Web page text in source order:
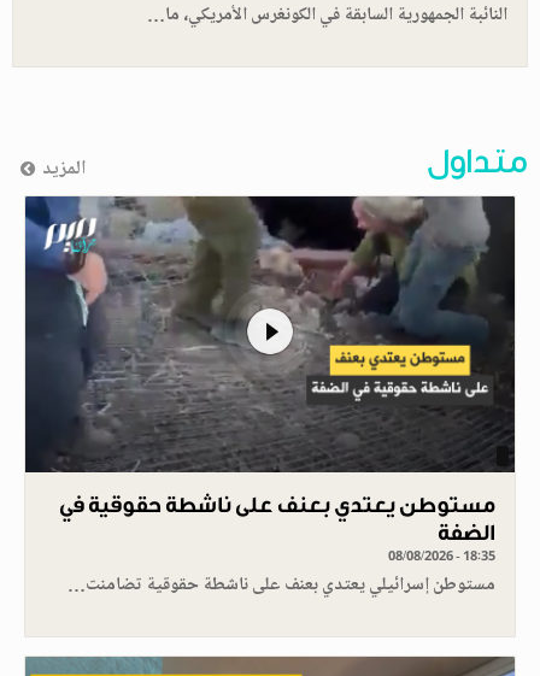
النائبة الجمهورية السابقة في الكونغرس الأمريكي، ما…
متداول المزيد
مستوطن يعتدي بعنف على ناشطة حقوقية في
الضفة
08/08/2026 - 18:35
مستوطن إسرائيلي يعتدي بعنف على ناشطة حقوقية تضامنت…